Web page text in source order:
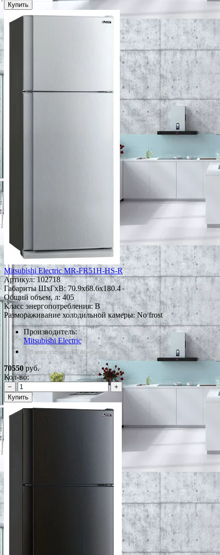
Купить
Mitsubishi Electric MR-FR51H-HS-R
Артикул:102718
Габариты ШxГxВ: 70.9x68.6x180.4
Общий объем, л: 405
Класс энергопотребления: B
Размораживание холодильной камеры: No frost
Производитель:
Mitsubishi Electric
*Наличие уточняйте у менеджера
70550руб.
Кол-во:
−
+
Купить